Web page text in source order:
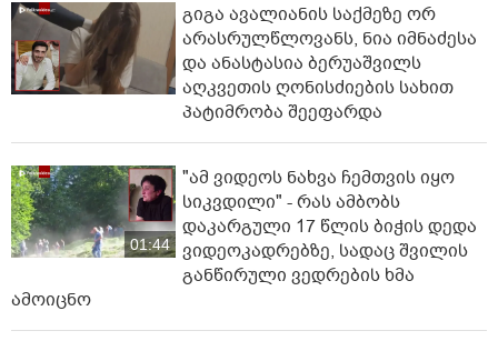
გიგა ავალიანის საქმეზე ორ
არასრულწლოვანს, ნია იმნაძესა
და ანასტასია ბერუაშვილს
აღკვეთის ღონისძიების სახით
პატიმრობა შეეფარდა
01:44
"ამ ვიდეოს ნახვა ჩემთვის იყო
სიკვდილი" - რას ამბობს
დაკარგული 17 წლის ბიჭის დედა
ვიდეოკადრებზე, სადაც შვილის
განწირული ვედრების ხმა
ამოიცნო